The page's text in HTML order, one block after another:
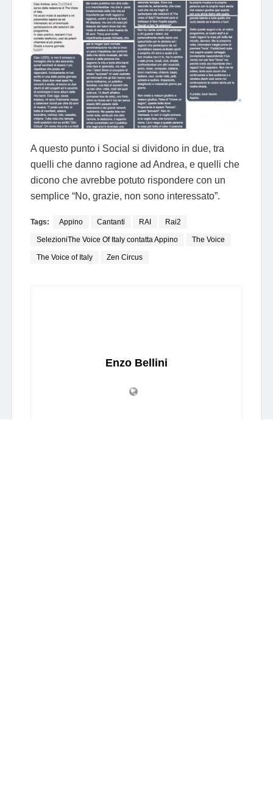
A questo punto i Social si dividono in due, tra
quelli che danno ragione ad Andrea, e quelli che
dicono che avrebbe potuto rispondere con un
semplice “No, grazie, non sono interessato”.
Tags: Appino Cantanti RAI Rai2
SelezioniThe Voice Of Italy contatta Appino The Voice
The Voice of Italy Zen Circus
Enzo Bellini